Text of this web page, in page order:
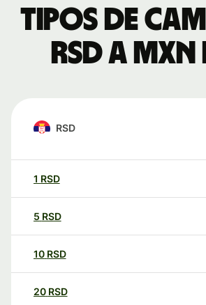
Tipos de
RSD a
RSD
1 RSD
5 RSD
10 RSD
20 RSD